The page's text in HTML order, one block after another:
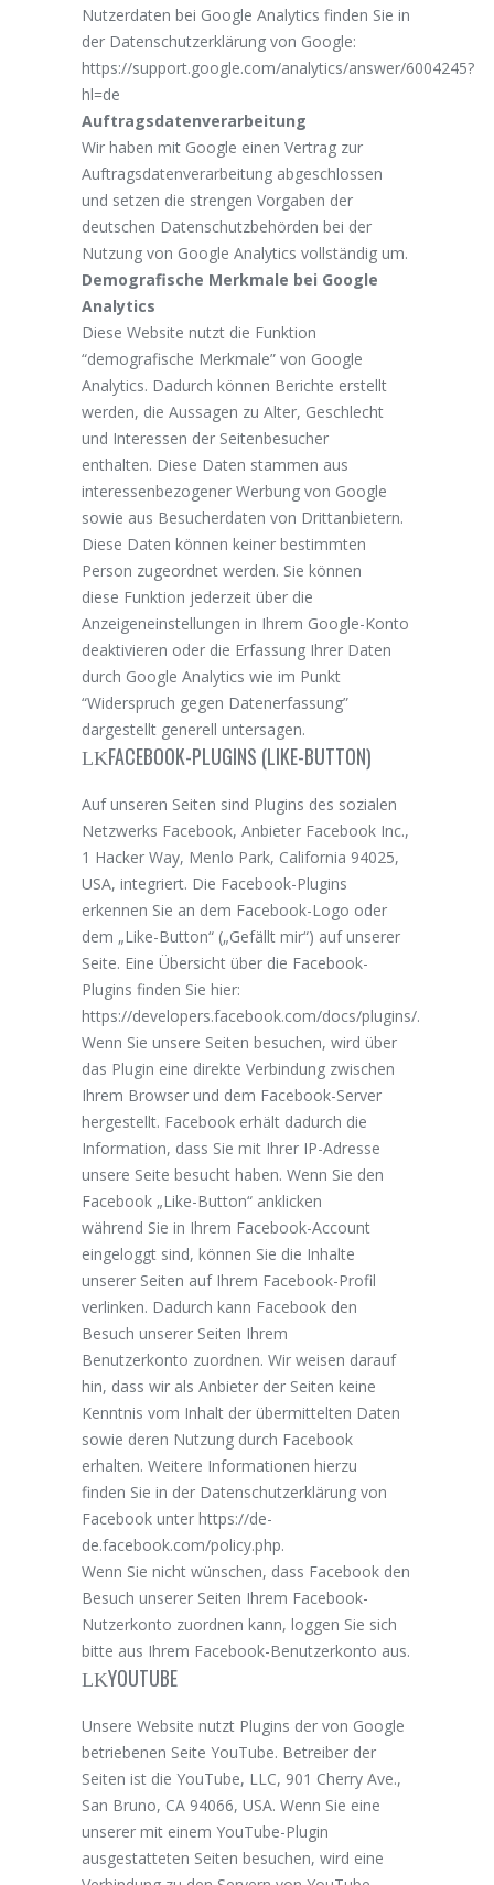
Nutzerdaten bei Google Analytics finden Sie in
der Datenschutzerklärung von Google:
https://support.google.com/analytics/answer/6004245?
hl=de
Auftragsdatenverarbeitung
Wir haben mit Google einen Vertrag zur
Auftragsdatenverarbeitung abgeschlossen
und setzen die strengen Vorgaben der
deutschen Datenschutzbehörden bei der
Nutzung von Google Analytics vollständig um.
Demografische Merkmale bei Google
Analytics
Diese Website nutzt die Funktion
“demografische Merkmale” von Google
Analytics. Dadurch können Berichte erstellt
werden, die Aussagen zu Alter, Geschlecht
und Interessen der Seitenbesucher
enthalten. Diese Daten stammen aus
interessenbezogener Werbung von Google
sowie aus Besucherdaten von Drittanbietern.
Diese Daten können keiner bestimmten
Person zugeordnet werden. Sie können
diese Funktion jederzeit über die
Anzeigeneinstellungen in Ihrem Google-Konto
deaktivieren oder die Erfassung Ihrer Daten
durch Google Analytics wie im Punkt
“Widerspruch gegen Datenerfassung”
dargestellt generell untersagen.
FACEBOOK-PLUGINS (LIKE-BUTTON)
Auf unseren Seiten sind Plugins des sozialen
Netzwerks Facebook, Anbieter Facebook Inc.,
1 Hacker Way, Menlo Park, California 94025,
USA, integriert. Die Facebook-Plugins
erkennen Sie an dem Facebook-Logo oder
dem „Like-Button“ („Gefällt mir“) auf unserer
Seite. Eine Übersicht über die Facebook-
Plugins finden Sie hier:
https://developers.facebook.com/docs/plugins/.
Wenn Sie unsere Seiten besuchen, wird über
das Plugin eine direkte Verbindung zwischen
Ihrem Browser und dem Facebook-Server
hergestellt. Facebook erhält dadurch die
Information, dass Sie mit Ihrer IP-Adresse
unsere Seite besucht haben. Wenn Sie den
Facebook „Like-Button“ anklicken
während Sie in Ihrem Facebook-Account
eingeloggt sind, können Sie die Inhalte
unserer Seiten auf Ihrem Facebook-Profil
verlinken. Dadurch kann Facebook den
Besuch unserer Seiten Ihrem
Benutzerkonto zuordnen. Wir weisen darauf
hin, dass wir als Anbieter der Seiten keine
Kenntnis vom Inhalt der übermittelten Daten
sowie deren Nutzung durch Facebook
erhalten. Weitere Informationen hierzu
finden Sie in der Datenschutzerklärung von
Facebook unter https://de-
de.facebook.com/policy.php.
Wenn Sie nicht wünschen, dass Facebook den
Besuch unserer Seiten Ihrem Facebook-
Nutzerkonto zuordnen kann, loggen Sie sich
bitte aus Ihrem Facebook-Benutzerkonto aus.
YOUTUBE
Unsere Website nutzt Plugins der von Google
betriebenen Seite YouTube. Betreiber der
Seiten ist die YouTube, LLC, 901 Cherry Ave.,
San Bruno, CA 94066, USA. Wenn Sie eine
unserer mit einem YouTube-Plugin
ausgestatteten Seiten besuchen, wird eine